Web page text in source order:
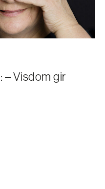
– Visdom gir